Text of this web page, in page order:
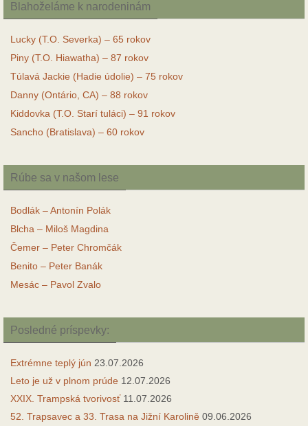
Blahoželáme k narodeninám
Lucky (T.O. Severka) – 65 rokov
Piny (T.O. Hiawatha) – 87 rokov
Túlavá Jackie (Hadie údolie) – 75 rokov
Danny (Ontário, CA) – 88 rokov
Kiddovka (T.O. Starí tuláci) – 91 rokov
Sancho (Bratislava) – 60 rokov
Rúbe sa v našom lese
Bodlák – Antonín Polák
Blcha – Miloš Magdina
Čemer – Peter Chromčák
Benito – Peter Banák
Mesác – Pavol Zvalo
Posledné príspevky:
Extrémne teplý jún 23.07.2026
Leto je už v plnom prúde 12.07.2026
XXIX. Trampská tvorivosť 11.07.2026
52. Trapsavec a 33. Trasa na Jižní Karolině 09.06.2026